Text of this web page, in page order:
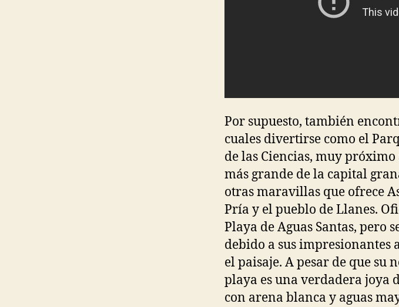
Por supuesto, también
cuales divertirse como el
de las Ciencias, muy
más grande de la capital
otras maravillas que ofrece
Pría y el pueblo de Llanes.
Playa de Aguas Santas, pero
debido a sus impresionantes
el paisaje. A pesar de que su
playa es una verdadera joya
con arena blanca y aguas